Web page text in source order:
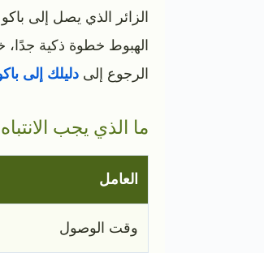
الزائر الذي يصل إلى
الهبوط خطوة ذكية جدًا،
الرجوع إلى دليلك إلى
ما الذي يجب
العامل
وقت الوصول